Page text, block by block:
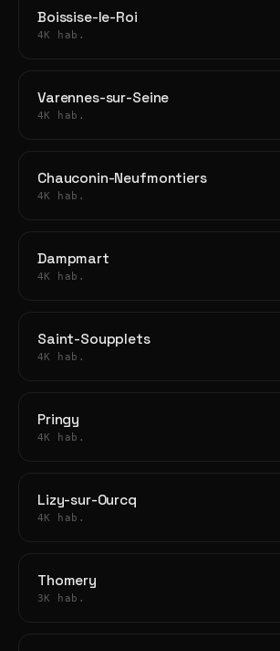
Boissise-le-Roi
4K hab.
Varennes-sur-Seine
4K hab.
Chauconin-Neufmontiers
4K hab.
Dampmart
4K hab.
Saint-Soupplets
4K hab.
Pringy
4K hab.
Lizy-sur-Ourcq
4K hab.
Thomery
3K hab.